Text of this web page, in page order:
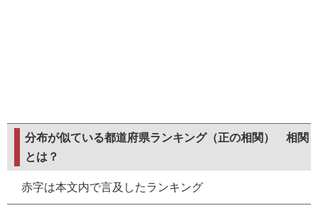
分布が似ている都道府県ランキング（正の相関） 相関
とは？
赤字は本文内で言及したランキング